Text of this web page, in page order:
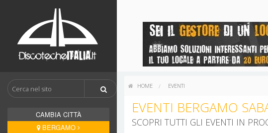
CAMBIA CITTÀ
BERGAMO
HOME EVENTI
EVENTI BERGAMO
SCOPRI TUTTI GLI EVENTI IN